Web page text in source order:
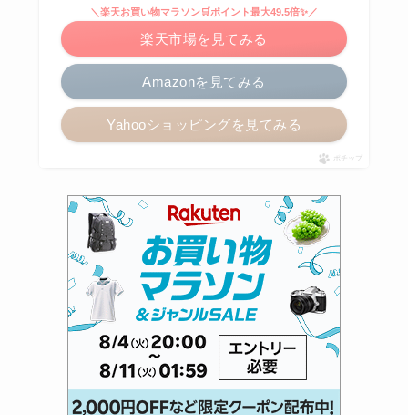
Amazonを見てみる
＼楽天お買い物マラソン🛒ポイント最大49.5倍✨／
楽天市場を見てみる
Yahooショッピングを見てみる
ポチップ